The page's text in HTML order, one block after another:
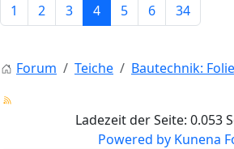
1 2 3 4 5 6 34
Forum Teiche Bautechnik:
Ladezeit der Seite: 0.053
Powered by Kunena